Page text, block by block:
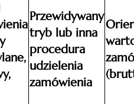
Przewidywany
tryb lub inna
procedura
udzielenia
zamówienia